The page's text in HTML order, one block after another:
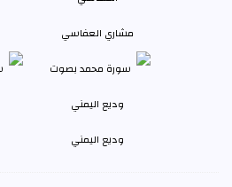
مشاري العفاسي
وديع اليمني